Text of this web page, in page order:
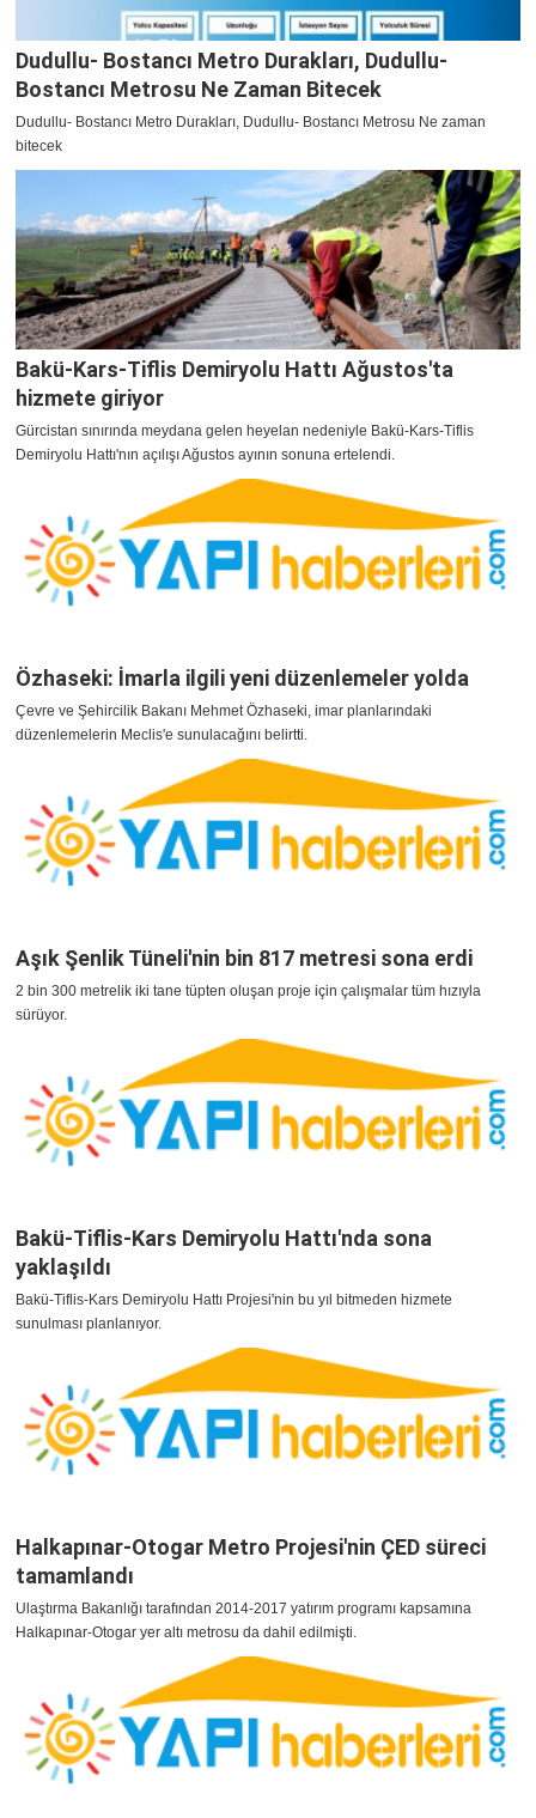
Dudullu- Bostancı Metro Durakları, Dudullu-
Bostancı Metrosu Ne Zaman Bitecek
Dudullu- Bostancı Metro Durakları, Dudullu- Bostancı Metrosu Ne zaman
bitecek
Bakü-Kars-Tiflis Demiryolu Hattı Ağustos'ta
hizmete giriyor
Gürcistan sınırında meydana gelen heyelan nedeniyle Bakü-Kars-Tiflis
Demiryolu Hattı'nın açılışı Ağustos ayının sonuna ertelendi.
Özhaseki: İmarla ilgili yeni düzenlemeler yolda
Çevre ve Şehircilik Bakanı Mehmet Özhaseki, imar planlarındaki
düzenlemelerin Meclis'e sunulacağını belirtti.
Aşık Şenlik Tüneli'nin bin 817 metresi sona erdi
2 bin 300 metrelik iki tane tüpten oluşan proje için çalışmalar tüm hızıyla
sürüyor.
Bakü-Tiflis-Kars Demiryolu Hattı'nda sona
yaklaşıldı
Bakü-Tiflis-Kars Demiryolu Hattı Projesi'nin bu yıl bitmeden hizmete
sunulması planlanıyor.
Halkapınar-Otogar Metro Projesi'nin ÇED süreci
tamamlandı
Ulaştırma Bakanlığı tarafından 2014-2017 yatırım programı kapsamına
Halkapınar-Otogar yer altı metrosu da dahil edilmişti.